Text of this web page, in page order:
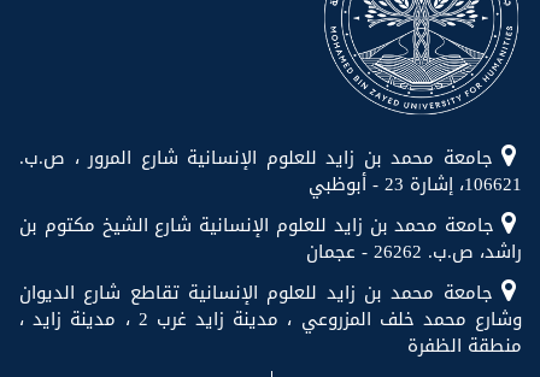
جامعة محمد بن زايد للعلوم الإنسانية شارع المرور ، ص.ب.
106621، إشارة 23 - أبوظبي
جامعة محمد بن زايد للعلوم الإنسانية شارع الشيخ مكتوم بن
راشد، ص.ب. 26262 - عجمان
جامعة محمد بن زايد للعلوم الإنسانية تقاطع شارع الديوان
وشارع محمد خلف المزروعي ، مدينة زايد غرب 2 ، مدينة زايد ،
منطقة الظفرة